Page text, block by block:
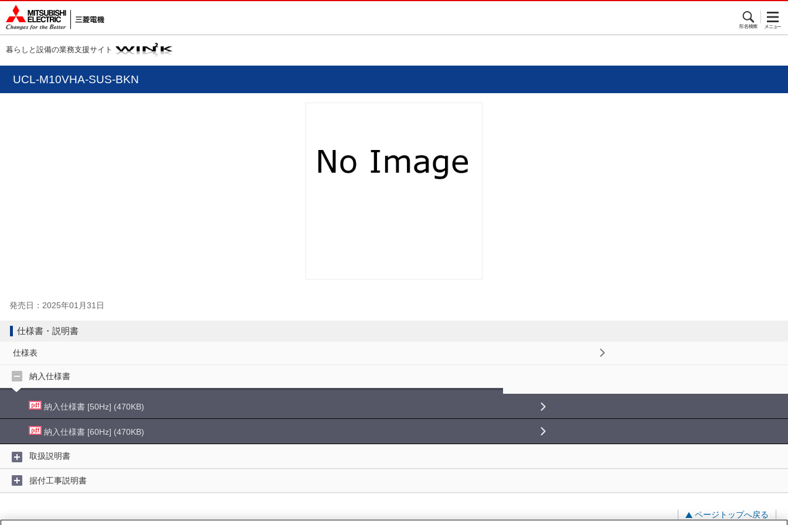
暮らしと設備の業務支援サイト
UCL-M10VHA-SUS-BKN
発売日：2025年01月31日
仕様書・説明書
仕様表
納入仕様書
納入仕様書 [50Hz] (470KB)
納入仕様書 [60Hz] (470KB)
取扱説明書
据付工事説明書
ページトップへ戻る